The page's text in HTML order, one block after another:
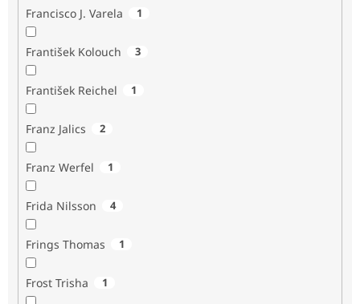
Francisco J. Varela 1
František Kolouch 3
František Reichel 1
Franz Jalics 2
Franz Werfel 1
Frida Nilsson 4
Frings Thomas 1
Frost Trisha 1